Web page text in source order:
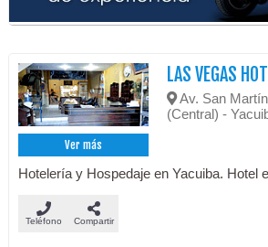
Ver más
LAS VEGAS
Av. San
(Central) -
Hotelería y Hospedaje en Yacuiba. Hotel
Teléfono Compartir